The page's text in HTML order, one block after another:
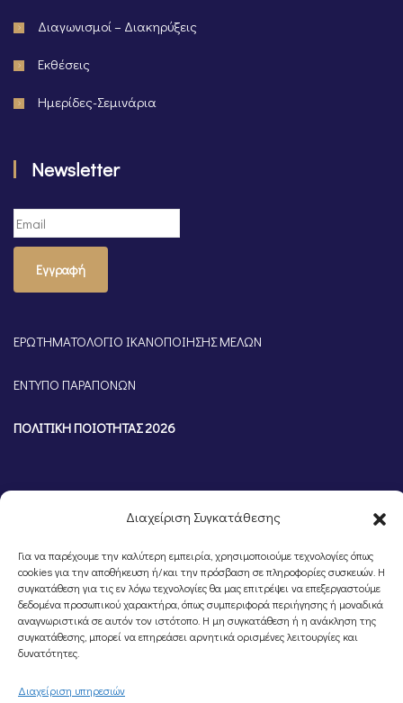
Διαχείριση Συγκατάθεσης
Για να παρέχουμε την καλύτερη εμπειρία, χρησιμοποιούμε τεχνολογίες όπως
cookies για την αποθήκευση ή/και την πρόσβαση σε πληροφορίες συσκευών. Η
συγκατάθεση για τις εν λόγω τεχνολογίες θα μας επιτρέψει να επεξεργαστούμε
δεδομένα προσωπικού χαρακτήρα, όπως συμπεριφορά περιήγησης ή μοναδικά
αναγνωριστικά σε αυτόν τον ιστότοπο. Η μη συγκατάθεση ή η ανάκληση της
συγκατάθεσης, μπορεί να επηρεάσει αρνητικά ορισμένες λειτουργίες και
δυνατότητες.
Διαχείριση υπηρεσιών
Διαγωνισμοί – Διακηρύξεις
Εκθέσεις
Ημερίδες-Σεμινάρια
Newsletter
Εγγραφή
ΕΡΩΤΗΜΑΤΟΛΟΓΙΟ ΙΚΑΝΟΠΟΙΗΣΗΣ ΜΕΛΩΝ
ΕΝΤΥΠΟ ΠΑΡΑΠΟΝΩΝ
ΠΟΛΙΤΙΚΗ ΠΟΙΟΤΗΤΑΣ 2026
©Portal Επιμελητηρίου Ημαθίας, Powered by Knowledge A.E.